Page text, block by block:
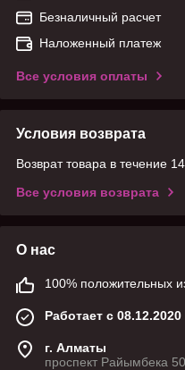
Безналичный расчет
Наложенный платеж
Все условия оплаты
Условия возврата
Возврат товара в течение
Все условия возврата
О нас
100% положительных
Работает с 08.12.2020
г. Алматы
проспект Райымбека